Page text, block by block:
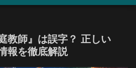
教師』は誤字？ 正しい
報を徹底解説